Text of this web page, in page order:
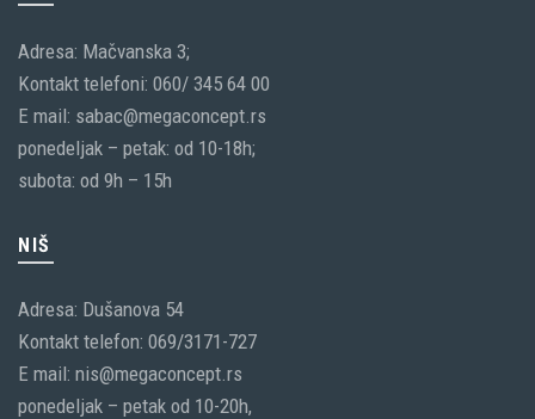
Adresa: Mačvanska 3;
Kontakt telefoni: 060/ 345 64 00
E mail: sabac@megaconcept.rs
ponedeljak – petak: od 10-18h;
subota: od 9h – 15h
NIŠ
Adresa: Dušanova 54
Kontakt telefon: 069/3171-727
E mail: nis@megaconcept.rs
ponedeljak – petak od 10-20h,